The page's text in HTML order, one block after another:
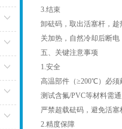
3.结束
卸砝码，取出活塞杆，
关加热，自然冷却后断电
五、关键注意事项
1.安全
高温部件（≥200℃）必须
测试含氟/PVC等材料需
严禁超载砝码，避免活
2.精度保障